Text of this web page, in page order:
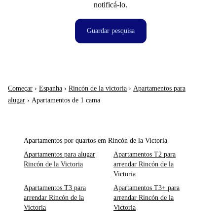
notificá-lo.
Guardar pesquisa
Começar › Espanha › Rincón de la victoria › Apartamentos para
alugar › Apartamentos de 1 cama
Apartamentos por quartos em Rincón de la Victoria
Apartamentos para alugar
Rincón de la Victoria
Apartamentos T2 para
arrendar Rincón de la
Victoria
Apartamentos T3 para
arrendar Rincón de la
Victoria
Apartamentos T3+ para
arrendar Rincón de la
Victoria